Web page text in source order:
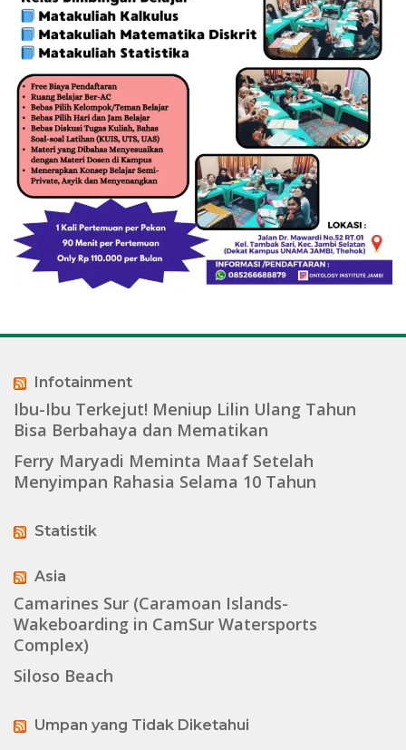
Infotainment
Ibu-Ibu Terkejut! Meniup Lilin Ulang Tahun
Bisa Berbahaya dan Mematikan
Ferry Maryadi Meminta Maaf Setelah
Menyimpan Rahasia Selama 10 Tahun
Statistik
Asia
Camarines Sur (Caramoan Islands-
Wakeboarding in CamSur Watersports
Complex)
Siloso Beach
Umpan yang Tidak Diketahui